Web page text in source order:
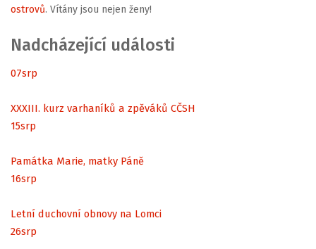
ostrovů. Vítány jsou nejen ženy!
Nadcházející události
07srp
XXXIII. kurz varhaníků a zpěváků CČSH
15srp
Památka Marie, matky Páně
16srp
Letní duchovní obnovy na Lomci
26srp